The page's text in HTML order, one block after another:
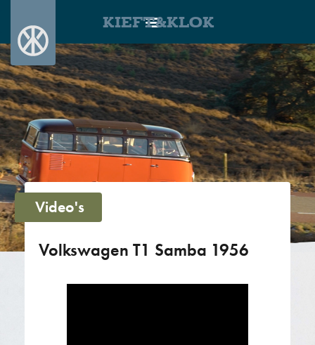
KIEFT&KLOK
Volkswagen T1 Samba 1956
Video's